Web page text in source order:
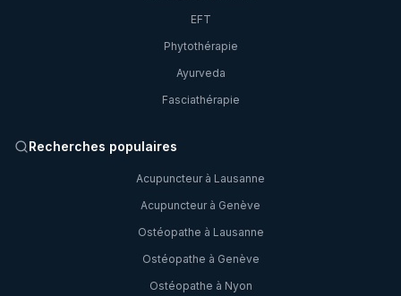
EFT
Phytothérapie
Ayurveda
Fasciathérapie
Recherches populaires
Acupuncteur à Lausanne
Acupuncteur à Genève
Ostéopathe à Lausanne
Ostéopathe à Genève
Ostéopathe à Nyon